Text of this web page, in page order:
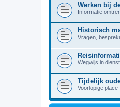
Werken bij
Informatie
Historisch
Vragen,
Wegwijs in
Tijdelijk
Voorlopige